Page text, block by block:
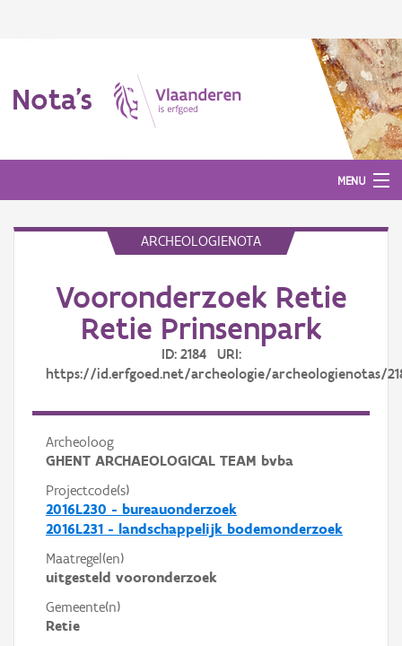
Nota's
MENU
Aanmelden
ARCHEOLOGIENOTA
Vooronderzoek Retie
Retie Prinsenpark
ID: 2184 URI:
https://id.erfgoed.net/archeologie/archeologienotas/
Archeoloog
GHENT ARCHAEOLOGICAL TEAM bvba
Projectcode(s)
2016L230 - bureauonderzoek
2016L231 - landschappelijk bodemonderzoek
Maatregel(en)
uitgesteld vooronderzoek
Gemeente(n)
Retie